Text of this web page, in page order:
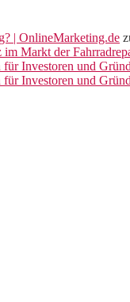
| OnlineMarketing.de
Markt der
für Investoren und
für Investoren und